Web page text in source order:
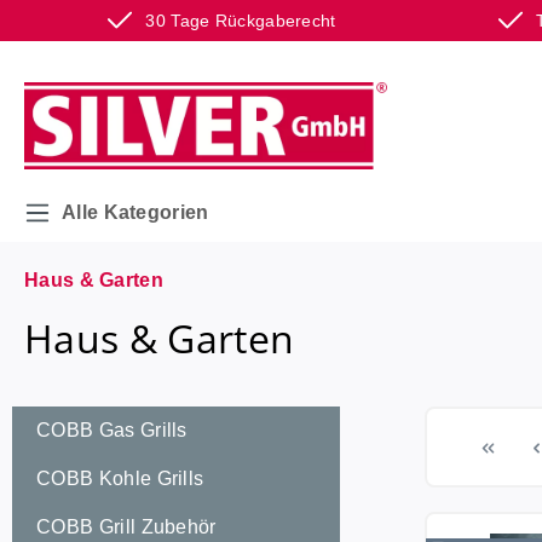
30 Tage Rückgaberecht
Hauptinhalt springen
Zur Suche springen
Zur Hauptnavigation springen
Alle Kategorien
Haus & Garten
Haus & Garten
COBB Gas Grills
COBB Kohle Grills
COBB Grill Zubehör